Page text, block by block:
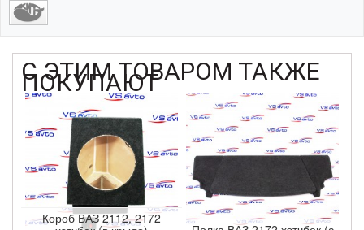
С ЭТИМ ТОВАРОМ ТАКЖЕ
ПОКУПАЮТ
Короб ВАЗ 2112, 2172